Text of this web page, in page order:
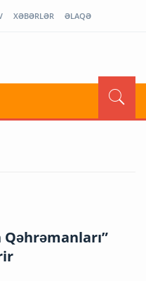
XƏBƏRLƏR ƏLAQƏ
Qəhrəmanları”